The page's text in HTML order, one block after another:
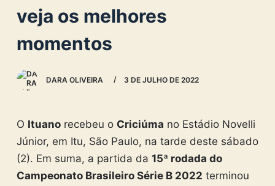
n
e
veja os melhores
momentos
DARA OLIVEIRA 3 DE JULHO DE 2022
O Ituanorecebeu o Criciúma no Estádio Novelli
Júnior, em Itu, São Paulo, na tarde deste sábado
(2). Em suma, a partida da 15ª rodada do
Campeonato Brasileiro Série B 2022 terminou